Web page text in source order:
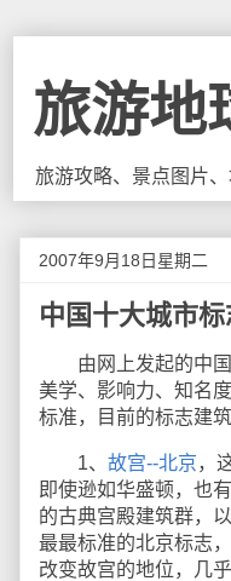
旅游地
旅游攻略、景点图片
2007年9月18日星期二
中国十大城市
由网上发起的中国
美学、影响力、知名
标准，目前的标志建
1、 故宫--北京，
即使逊如华盛顿，也
的古典宫殿建筑群，
最最标准的北京标志
改变故宫的地位，几